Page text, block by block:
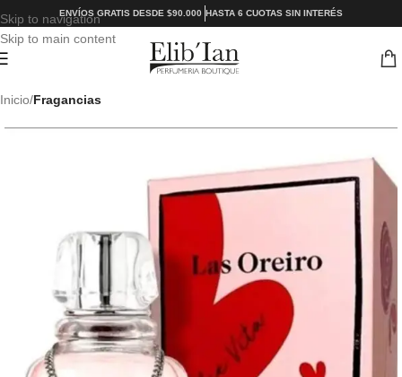
Skip to navigation
Skip to main content
ENVÍOS GRATIS DESDE $90.000 HASTA 6 CUOTAS SIN INTERÉS
Inicio Fragancias